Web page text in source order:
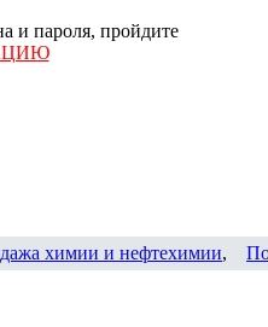
и пароля, пройдите
химии и нефтехимии,